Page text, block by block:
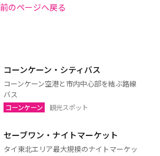
前のページへ戻る
コーンケーン・シティバス
コーンケーン空港と市内中心部を結ぶ路線
バス
コーンケーン 観光スポット
セーブワン・ナイトマーケット
タイ東北エリア最大規模のナイトマーケッ